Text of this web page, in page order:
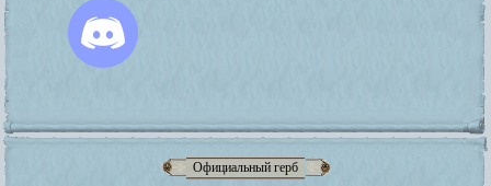
Официальный герб